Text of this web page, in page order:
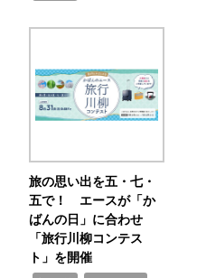
旅の思い出を五・七・
五で！ エースが「か
ばんの日」に合わせ
「旅行川柳コンテス
ト」を開催